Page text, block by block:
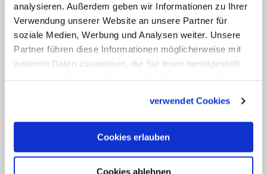
analysieren. Außerdem geben wir Informationen zu Ihrer
Verwendung unserer Website an unsere Partner für
soziale Medien, Werbung und Analysen weiter. Unsere
Partner führen diese Informationen möglicherweise mit
weiteren Daten zusammen, die Sie ihnen bereitgestellt
verwendet Cookies
Cookies erlauben
Cookies ablehnen
Priester Schirpenbach über seine Berufung
Keinen Tag bereut
Wie ist das mit der Berufung? Kommt sie aus